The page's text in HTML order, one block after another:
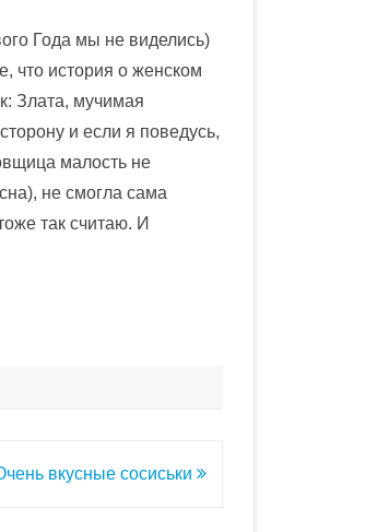
Года мы не виделись)
что история о женском
Злата, мучимая
и если я поведусь,
малость не
не смогла сама
так считаю. И
вкусные сосиськи